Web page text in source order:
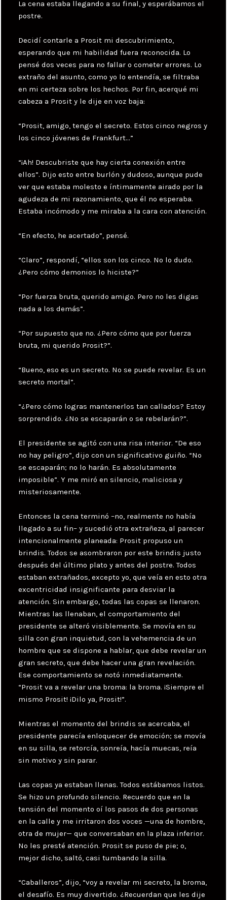
La cena estaba llegando a su final, y esperábamos el
postre.
Decidí contarle a Prosit mi descubrimiento,
esperando que mi habilidad fuera reconocida. Lo
pensé dos veces para no fallar o cometer errores. Lo
extraño del asunto, como yo lo entendía, se filtraba
en mi certeza sobre los hechos. Por fin, acerqué mi
cabeza a Prosit y le dije en voz baja:
“Prosit, amigo, tengo el secreto. Estos cinco negros y
los cinco jóvenes de Frankfurt…”
“¡Ah! Descubriste que hay cierta conexión entre
ellos”. Dijo esto entre burlón y dudoso, aunque pude
ver que estaba molesto e íntimamente airado por la
agudeza de mi razonamiento, que él no esperaba.
Estaba incómodo y me miraba a la cara con atención.
“En efecto, he acertado”, pensé.
“Claro”, respondí, “ellos son los cinco. No lo dudo.
¿Pero cómo demonios lo hiciste?”
“Por fuerza bruta, querido amigo. Pero no les digas
nada a los demás”.
“Por supuesto que no. ¿Pero cómo que por fuerza
bruta, mi querido Prosit?”.
“Bueno, eso es un secreto. No se puede revelar. Es un
secreto mortal”.
“¿Pero cómo logras mantenerlos tan callados? Estoy
sorprendido. ¿No se escaparán o se rebelarán?”.
El presidente se agitó con una risa interior. “De eso
no hay peligro”, dijo con un significativo guiño. “No
se escaparán; no lo harán. Es absolutamente
imposible”. Y me miró en silencio, maliciosa y
misteriosamente.
Entonces la cena terminó –no, realmente no había
llegado a su fin– y sucedió otra extrañeza, al parecer
intencionalmente planeada: Prosit propuso un
brindis. Todos se asombraron por este brindis justo
después del último plato y antes del postre. Todos
estaban extrañados, excepto yo, que veía en esto otra
excentricidad insignificante para desviar la
atención. Sin embargo, todas las copas se llenaron.
Mientras las llenaban, el comportamiento del
presidente se alteró visiblemente. Se movía en su
silla con gran inquietud, con la vehemencia de un
hombre que se dispone a hablar, que debe revelar un
gran secreto, que debe hacer una gran revelación.
Ese comportamiento se notó inmediatamente.
“Prosit va a revelar una broma: la broma. ¡Siempre el
mismo Prosit! ¡Dilo ya, Prosit!”.
Mientras el momento del brindis se acercaba, el
presidente parecía enloquecer de emoción; se movía
en su silla, se retorcía, sonreía, hacía muecas, reía
sin motivo y sin parar.
Las copas ya estaban llenas. Todos estábamos listos.
Se hizo un profundo silencio. Recuerdo que en la
tensión del momento oí los pasos de dos personas
en la calle y me irritaron dos voces —una de hombre,
otra de mujer— que conversaban en la plaza inferior.
No les presté atención. Prosit se puso de pie; o,
mejor dicho, saltó, casi tumbando la silla.
“Caballeros”, dijo, “voy a revelar mi secreto, la broma,
el desafío. Es muy divertido. ¿Recuerdan que les dije